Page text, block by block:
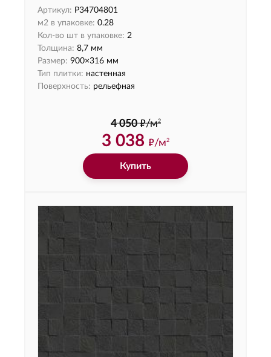
Артикул: P34704801
м2 в упаковке: 0.28
Кол-во шт в упаковке: 2
Толщина: 8,7 мм
Размер: 900×316 мм
Тип плитки: настенная
Поверхность: рельефная
4 050 ф/м2
3 038 ф/м2
Купить